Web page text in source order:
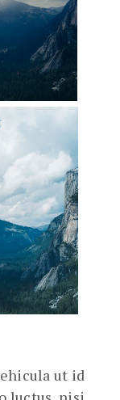
ut id